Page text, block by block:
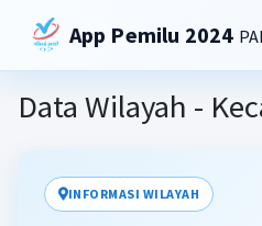
App Pemilu 2024 PAI
Data Wilayah -
INFORMASI WILAYAH